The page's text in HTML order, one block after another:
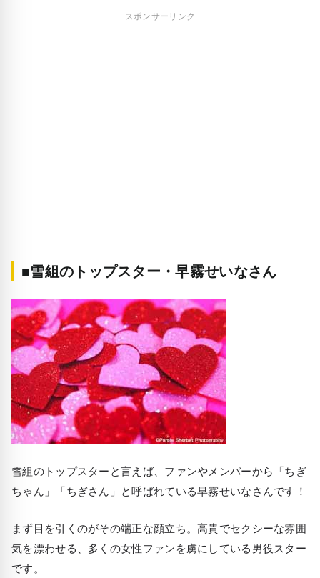
スポンサーリンク
■雪組のトップスター・早霧せいなさん
雪組のトップスターと言えば、ファンやメンバーから「ちぎ
ちゃん」「ちぎさん」と呼ばれている早霧せいなさんです！
まず目を引くのがその端正な顔立ち。高貴でセクシーな雰囲
気を漂わせる、多くの女性ファンを虜にしている男役スター
です。